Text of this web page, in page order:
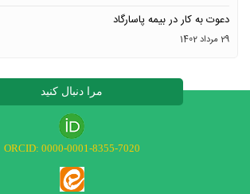
دعوت به کار در بیمه پاسارگاد
29 مرداد 1402
مرا دنبال کنید
ORCID: 0000-0001-8355-7020